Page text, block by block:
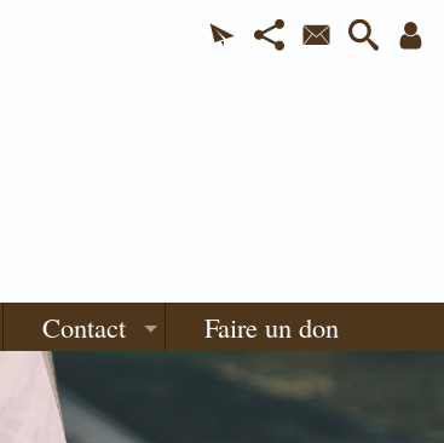
Contact Faire un don